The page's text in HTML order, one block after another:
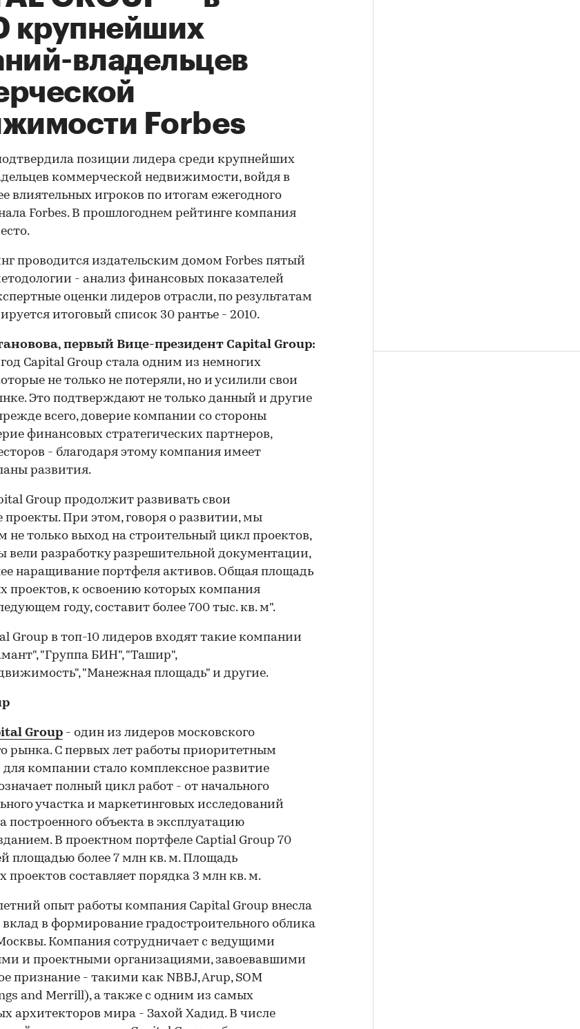
крупнейших
владельцев
Forbes
позиции лидера среди крупнейших
коммерческой недвижимости, войдя в
влиятельных игроков по итогам ежегодного
Forbes. В прошлогоднем рейтинге компания
проводится издательским домом Forbes пятый
- анализ финансовых показателей
оценки лидеров отрасли, по результатам
итоговый список 30 рантье - 2010.
первый Вице-президент Capital Group:
Capital Group стала одним из немногих
не только не потеряли, но и усилили свои
Это подтверждают не только данный и другие
всего, доверие компании со стороны
финансовых стратегических партнеров,
- благодаря этому компания имеет
развития.
Group продолжит развивать свои
проекты. При этом, говоря о развитии, мы
не только выход на строительный цикл проектов,
разработку разрешительной документации,
наращивание портфеля активов. Общая площадь
проектов, к освоению которых компания
году, составит более 700 тыс. кв. м".
Group в топ-10 лидеров входят такие компании
"Группа БИН", "Ташир",
"Манежная площадь" и другие.
Group - один из лидеров московского
рынка. С первых лет работы приоритетным
компании стало комплексное развитие
полный цикл работ - от начального
участка и маркетинговых исследований
построенного объекта в эксплуатацию
В проектном портфеле Captial Group 70
площадью более 7 млн кв. м. Площадь
проектов составляет порядка 3 млн кв. м.
опыт работы компания Capital Group внесла
в формирование градостроительного облика
Компания сотрудничает с ведущими
и проектными организациями, завоевавшими
признание - такими как NBBJ, Arup, SOM
and Merrill), а также с одним из самых
архитекторов мира - Захой Хадид. В числе